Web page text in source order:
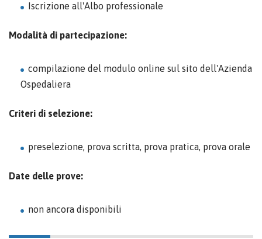
Iscrizione all'Albo professionale
Modalità di partecipazione:
compilazione del modulo online sul sito dell'Azienda
Ospedaliera
Criteri di selezione:
preselezione, prova scritta, prova pratica, prova orale
Date delle prove:
non ancora disponibili